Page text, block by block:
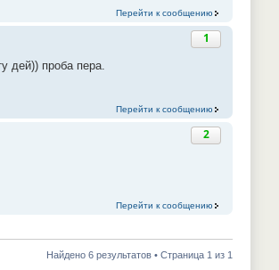
Перейти к сообщению
1
проба пера.
Перейти к сообщению
2
Перейти к сообщению
Найдено 6 результатов • Страница 1 из 1